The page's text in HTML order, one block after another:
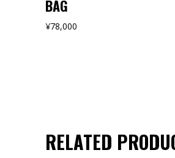
BAG
¥78,000
RELATED